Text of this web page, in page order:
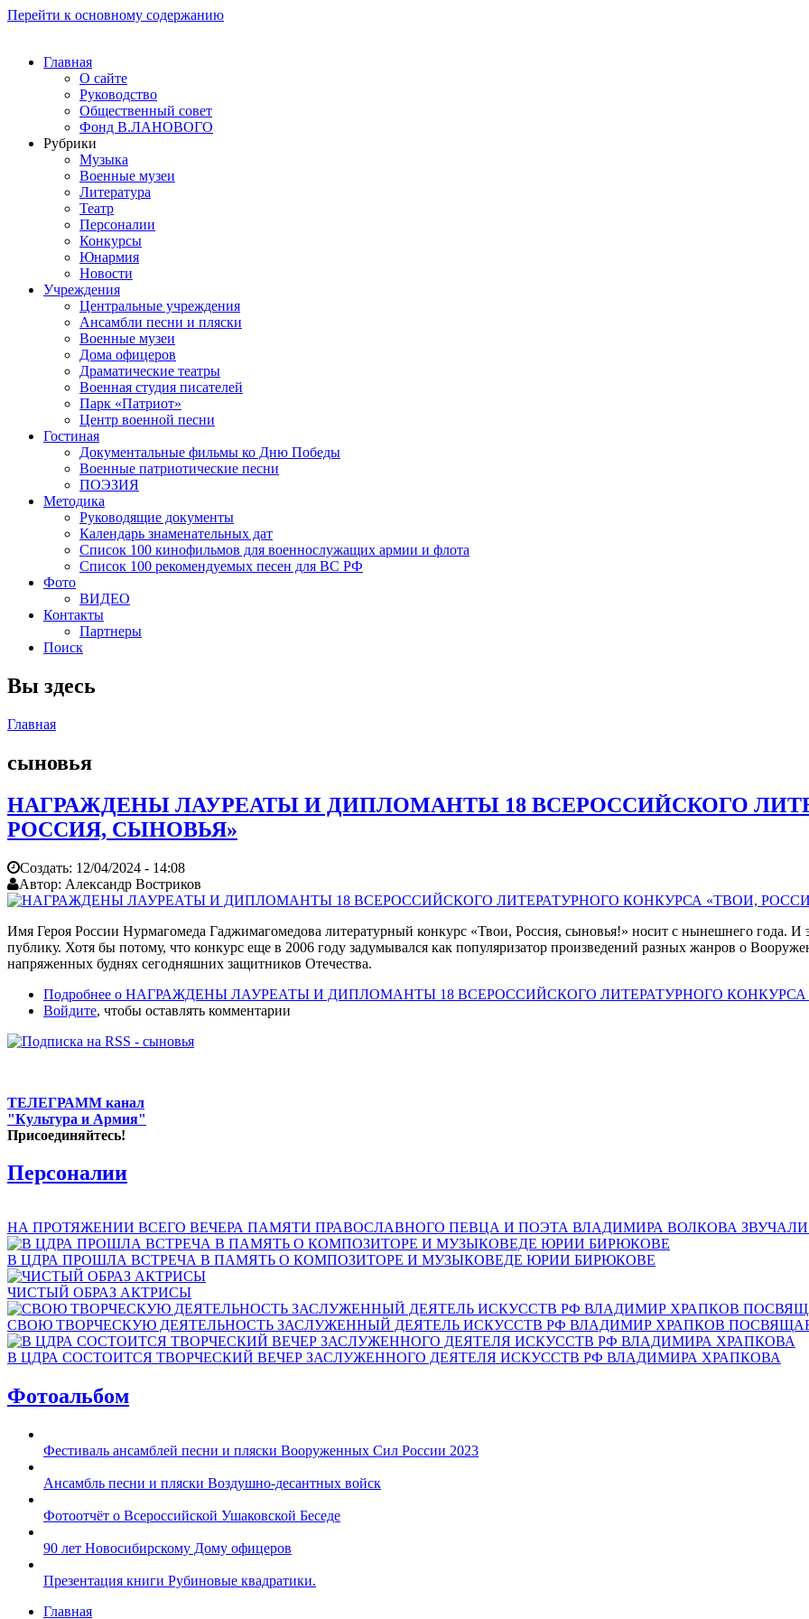
Перейти к основному содержанию
Главная
О сайте
Руководство
Общественный совет
Фонд В.ЛАНОВОГО
Рубрики
Музыка
Военные музеи
Литература
Театр
Персоналии
Конкурсы
Юнармия
Новости
Учреждения
Центральные учреждения
Ансамбли песни и пляски
Военные музеи
Дома офицеров
Драматические театры
Военная студия писателей
Парк «Патриот»
Центр военной песни
Гостиная
Документальные фильмы ко Дню Победы
Военные патриотические песни
ПОЭЗИЯ
Методика
Руководящие документы
Календарь знаменательных дат
Список 100 кинофильмов для военнослужащих армии и флота
Список 100 рекомендуемых песен для ВС РФ
Фото
ВИДЕО
Контакты
Партнеры
Поиск
Вы здесь
Главная
сыновья
НАГРАЖДЕНЫ ЛАУРЕАТЫ И ДИПЛОМАНТЫ 18 ВСЕРОССИЙСКОГО
РОССИЯ, СЫНОВЬЯ»
Создать: 12/04/2024 - 14:08
Автор: Александр Востриков
Имя Героя России Нурмагомеда Гаджимагомедова литературный конкурс «Твои, Россия, сыновья!» носит с нынешнего года. И
публику. Хотя бы потому, что конкурс еще в 2006 году задумывался как популяризатор произведений разных жанров о
напряженных буднях сегодняшних защитников Отечества.
Подробнее о НАГРАЖДЕНЫ ЛАУРЕАТЫ И ДИПЛОМАНТЫ 18 ВСЕРОССИЙСКОГО ЛИТЕРАТУРНОГО КОНКУРСА
Войдите, чтобы оставлять комментарии
ТЕЛЕГРАММ канал
"Культура и Армия"
Присоединяйтесь!
Персоналии
НА ПРОТЯЖЕНИИ ВСЕГО ВЕЧЕРА ПАМЯТИ ПРАВОСЛАВНОГО ПЕВЦА И ПОЭТА ВЛАДИМИРА ВОЛКОВА
В ЦДРА ПРОШЛА ВСТРЕЧА В ПАМЯТЬ О КОМПОЗИТОРЕ И МУЗЫКОВЕДЕ ЮРИИ БИРЮКОВЕ
ЧИСТЫЙ ОБРАЗ АКТРИСЫ
СВОЮ ТВОРЧЕСКУЮ ДЕЯТЕЛЬНОСТЬ ЗАСЛУЖЕННЫЙ ДЕЯТЕЛЬ ИСКУССТВ РФ ВЛАДИМИР ХРАПКОВ
В ЦДРА СОСТОИТСЯ ТВОРЧЕСКИЙ ВЕЧЕР ЗАСЛУЖЕННОГО ДЕЯТЕЛЯ ИСКУССТВ РФ ВЛАДИМИРА ХРАПКОВА
Фотоальбом
Фестиваль ансамблей песни и пляски Вооруженных Сил России 2023
Ансамбль песни и пляски Воздушно-десантных войск
Фотоотчёт о Всероссийской Ушаковской Беседе
90 лет Новосибирскому Дому офицеров
Презентация книги Рубиновые квадратики.
Главная